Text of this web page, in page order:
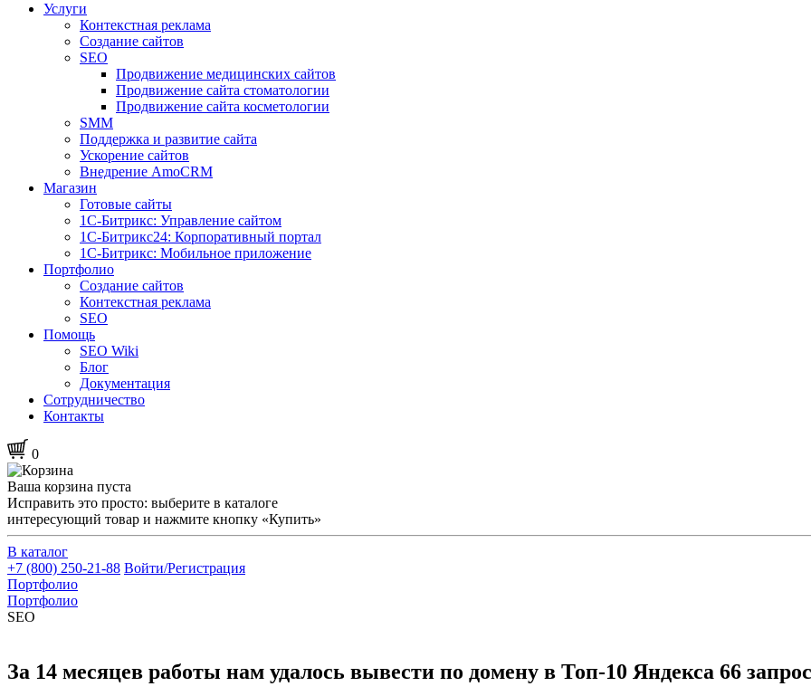
Услуги
Контекстная реклама
Создание сайтов
SEO
Продвижение медицинских сайтов
Продвижение сайта стоматологии
Продвижение сайта косметологии
SMM
Поддержка и развитие сайта
Ускорение сайтов
Внедрение AmoCRM
Магазин
Готовые сайты
1С-Битрикс: Управление сайтом
1С-Битрикс24: Корпоративный портал
1С-Битрикс: Мобильное приложение
Портфолио
Создание сайтов
Контекстная реклама
SEO
Помощь
SEO Wiki
Блог
Документация
Сотрудничество
Контакты
0
Ваша корзина пуста
Исправить это просто: выберите в каталоге
интересующий товар и нажмите кнопку «Купить»
В каталог
+7 (800) 250-21-88 Войти/Регистрация
Портфолио
Портфолио
SEO
За 14 месяцев работы нам удалось вывести по домену в Топ-10 Яндекса 66